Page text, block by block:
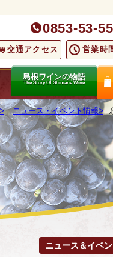
0853-53-
交通アクセス 営業時
島根ワインの物語
The Story Of Shimane Wine
ニュース・イベント情報
ニュース＆イベ